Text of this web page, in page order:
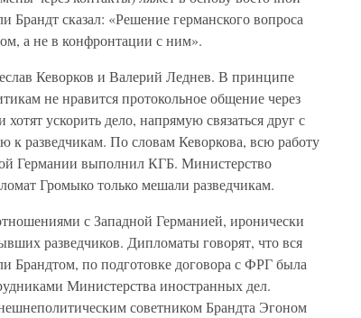
сказал: «Решение германского вопроса
а не в конфронтации с ним».
Кеворков и Валерий Леднев. В принципе
не нравится протокольное общение через
ускорить дело, напрямую связаться друг с
к разведчикам. По словам Кеворкова, всю работу
Германии выполнил КГБ. Министерство
Громыко только мешали разведчикам.
с Западной Германией, иронически
разведчиков. Дипломаты говорят, что вся
Брандтом, по подготовке договора с ФРГ была
Министерства иностранных дел.
советником Брандта Эгоном